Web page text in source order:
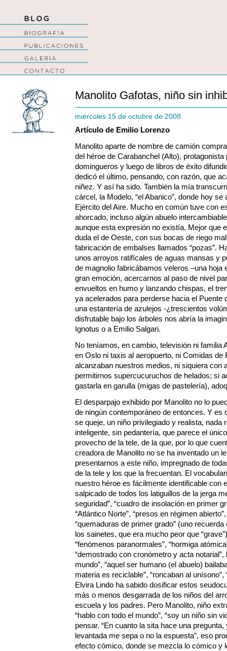
Manolito Gafotas, niño sin
miércoles 15 de octubre de 2008
Artículo de Emilio Lorenzo
Manolito aparte de nombre de camión
del héroe de Carabanchel (Alto),
domingueros y luego de libros de éxito
dedicó el último, pensando, con razón, que
niñez. Y así ha sido. También la mía
cárcel, la Modelo, “el Abanico”, donde hoy
Ejército del Aire. Mucho en común tuve con
ahorcado, incluso algún abuelo
aunque esta expresión no existía. Mejor que
duda el de Oeste, con sus bocas de riego
fabricación de embalses llamados “pozas”.
unos arroyos ratifícales de aguas mansas y
de magnolio fabricábamos veleros –una hoja
gran emoción, acercarnos al paso de nivel
envueltos en humo y lanzando chispas, el
ya acelerados para perderse hacia el
una estantería de azulejos -¿trescientos
disfrutable bajo los árboles nos abría la
Ignotus o a Emilio Salgari.
No teníamos, en cambio, televisión ni familia
en Oslo ni taxis al aeropuerto, ni Comidas de
alcanzaban nuestros medios, ni siquiera con
permitirnos supercucuruchos de helados; si
gastarla en garulla (migas de pastelería),
El desparpajo exhibido por Manolito no lo
de ningún contemporáneo de entonces. Y es
se queje, un niño privilegiado y realista, nada
inteligente, sin pedantería, que parece el
provecho de la tele, de la que, por lo que
creadora de Manolito no se ha inventado un
presentarnos a este niño, impregnado de
de la tele y los que la frecuentan. El
nuestro héroe es fácilmente identificable con
salpicado de todos los latiguillos de la jerga
seguridad”, “cuadro de insolación en primer
“Atlántico Norte”, “presos en régimen
“quemaduras de primer grado” (uno
los sainetes, que era mucho peor que
“fenómenos paranormales”, “hormiga
“demostrado con cronómetro y acta
mundo”, “aquel ser humano (el abuelo)
materia es reciclable”, “roncaban al
Elvira Lindo ha sabido dosificar estos
más o menos desgarrada de los niños del
escuela y los padres. Pero Manolito, niño
“hablo con todo el mundo”, “soy un niño sin
pensar. “En cuanto la sita hace una
levantada me sepa o no la espuesta”, eso
efecto cómico, donde se mezcla lo cómico y